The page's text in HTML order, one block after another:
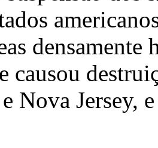
densamente
causou
Nova Jersey,